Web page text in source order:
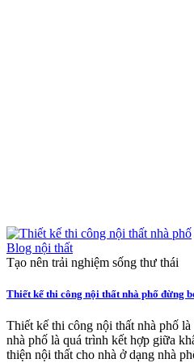
Blog nội thất
Tạo nên trải nghiệm sống thư thái
Thiết kế thi công nội thất nhà phố đừng
Thiết kế thi công nội thất nhà phố
nhà phố là quá trình kết hợp giữa
thiện nội thất cho nhà ở dạng nhà